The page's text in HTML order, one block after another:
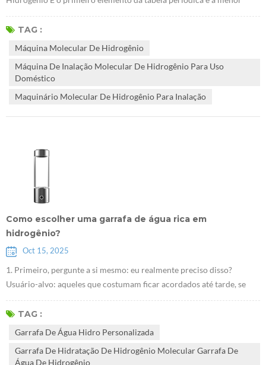
molécula conhecida na natureza. Seu baixo peso molecular o torna
mais leve que o ar, altamente móvel e penetrante. Sob certas
aplicações do hidrogênio, suas aplic...
TAG :
Máquina Molecular De Hidrogênio
Máquina De Inalação Molecular De Hidrogênio Para Uso
Doméstico
Maquinário Molecular De Hidrogênio Para Inalação
Como escolher uma garrafa de água rica em
hidrogênio?
Oct 15, 2025
1. Primeiro, pergunte a si mesmo: eu realmente preciso disso?
Usuário-alvo: aqueles que costumam ficar acordados até tarde, se
exercitam com frequência ou têm problemas de saúde e querem
benefícios antioxidantes podem considerar a Hydro Bottle como
uma bebida "boa de se ter". Orçamento: Por menos de 100 USD,
realmente "medem hidrogênio" ...
TAG :
Garrafa De Água Hidro Personalizada
Garrafa De Hidratação De Hidrogênio Molecular Garrafa De
Água De Hidrogênio